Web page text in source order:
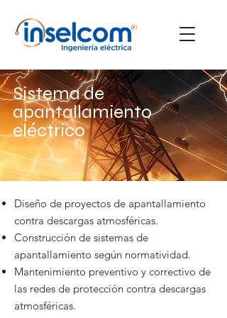
Sistema de
apantallamiento
eléctrico
Diseño de proyectos de apantallamiento
contra descargas atmosféricas.
Construcción de sistemas de
apantallamiento según normatividad.
Mantenimiento preventivo y correctivo de
las redes de protección contra descargas
atmosféricas.